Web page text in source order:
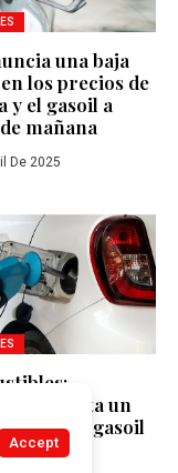
una baja
en los precios de
y el gasoil a
mañana
De 2025
hasta un
naftas y el gasoil
lunes
Accept